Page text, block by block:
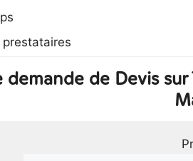
demande de Devis